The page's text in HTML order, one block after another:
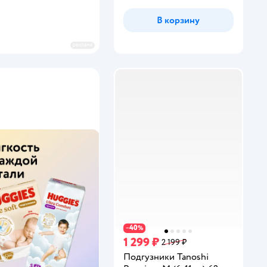
В корзину
−40%
1 299 ₽ 2 199 ₽
Подгузники Tanoshi